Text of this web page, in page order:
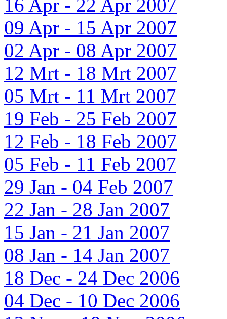
16 Apr - 22 Apr 2007
09 Apr - 15 Apr 2007
02 Apr - 08 Apr 2007
12 Mrt - 18 Mrt 2007
05 Mrt - 11 Mrt 2007
19 Feb - 25 Feb 2007
12 Feb - 18 Feb 2007
05 Feb - 11 Feb 2007
29 Jan - 04 Feb 2007
22 Jan - 28 Jan 2007
15 Jan - 21 Jan 2007
08 Jan - 14 Jan 2007
18 Dec - 24 Dec 2006
04 Dec - 10 Dec 2006